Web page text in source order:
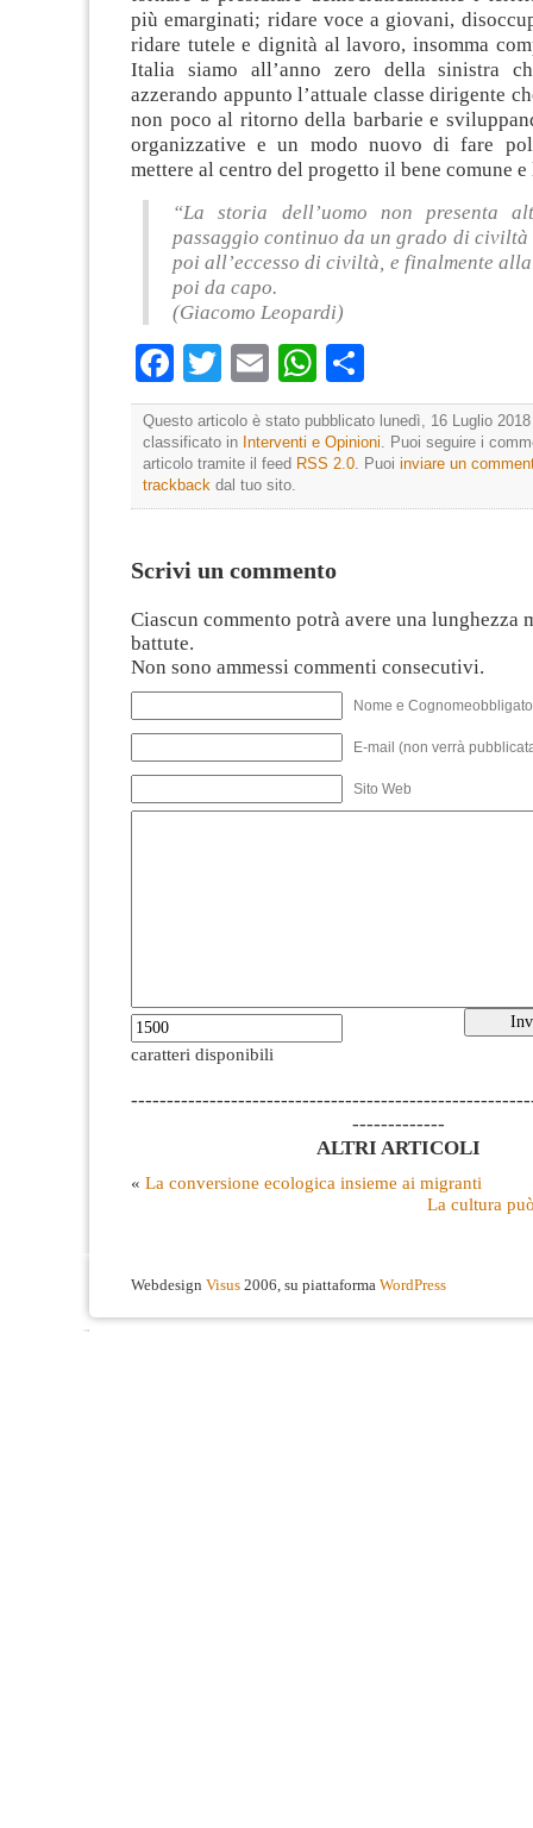
più emarginati; ridare voce a giovani,
ridare tutele e dignità al lavoro, insomma
Italia siamo all’anno zero della sinistra
azzerando appunto l’attuale classe dirigente
non poco al ritorno della barbarie e
organizzative e un modo nuovo di fare
mettere al centro del progetto il bene comune e
“La storia dell’uomo non presenta
passaggio continuo da un grado di civiltà
poi all’eccesso di civiltà, e finalmente
poi da capo.
(Giacomo Leopardi)
Facebook
TwitterEmailWhatsApp
Questo articolo è stato pubblicato lunedì, 16 Luglio
classificato in Interventi e Opinioni. Puoi seguire i
articolo tramite il feed RSS 2.0. Puoi inviare un
trackback dal tuo sito.
Scrivi un commento
Ciascun commento potrà avere una lunghezza
battute.
Non sono ammessi commenti consecutivi.
Nome e
E-mail (non verrà
Sito Web
caratteri disponibili
-------------
ALTRI ARTICOLI
« La conversione ecologica insieme ai migranti
La cultura
Webdesign Visus 2006, su piattaforma WordPress